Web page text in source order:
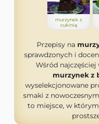
murzynek z
cukinią
Przepisy na
sprawdzonych i
Wśród najczęściej
murzynek z
wyselekcjonowane
smaki z
to miejsce, w